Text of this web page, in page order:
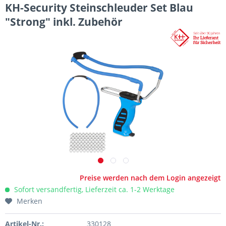
KH-Security Steinschleuder Set Blau
"Strong" inkl. Zubehör
Preise werden nach dem Login angezeigt
Sofort versandfertig, Lieferzeit ca. 1-2 Werktage
Merken
Artikel-Nr.:
330128